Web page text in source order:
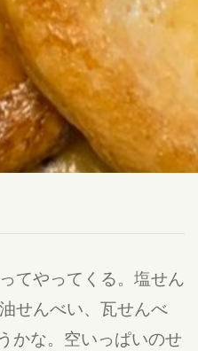
てやってくる。塩せん
せんべい、瓦せんべ
かな。空いっぱいのせ